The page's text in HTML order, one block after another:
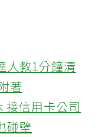
人教1分鐘清
著
接信用卡公司
碰壁